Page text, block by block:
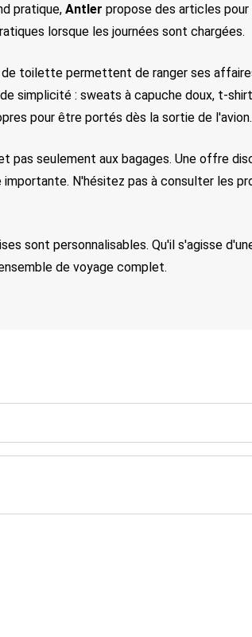
pratique, Antler propose des articles
lorsque les journées sont chargées.
toilette permettent de ranger ses
simplicité : sweats à capuche doux, t-
pour être portés dès la sortie de l'avion.
pas seulement aux bagages. Une offre
N'hésitez pas à consulter les
sont personnalisables. Qu'il s'agisse
de voyage complet.